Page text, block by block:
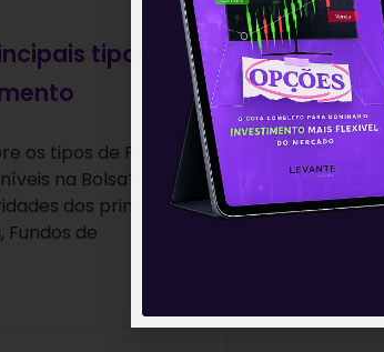
tipos de
os tipos de Fundo
na Bolsa?
dos principais
Fundos de